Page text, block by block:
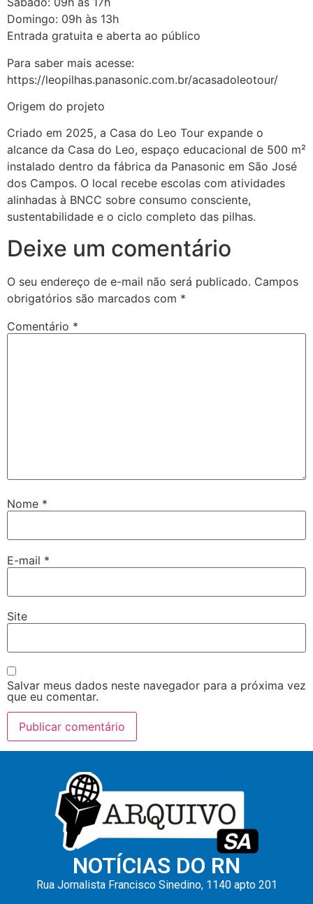
Domingo: 09h às 13h
Entrada gratuita e aberta ao público
Para saber mais acesse:
https://leopilhas.panasonic.com.br/acasadoleotour/
Origem do projeto
Criado em 2025, a Casa do Leo Tour expande o
alcance da Casa do Leo, espaço educacional de 500 m²
instalado dentro da fábrica da Panasonic em São José
dos Campos. O local recebe escolas com atividades
alinhadas à BNCC sobre consumo consciente,
sustentabilidade e o ciclo completo das pilhas.
Deixe um comentário
O seu endereço de e-mail não será publicado. Campos
obrigatórios são marcados com *
Comentário *
Nome *
E-mail *
Site
Salvar meus dados neste navegador para a próxima vez
que eu comentar.
NOTÍCIAS DO RN
Rua Jornalista Francisco Sinedino, 1140 apto 201